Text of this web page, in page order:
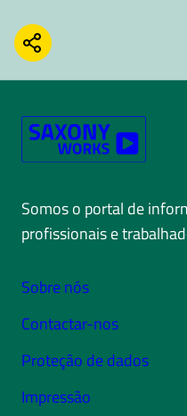
COMPARTILHAR
Somos o portal de
profissionais e
Sobre nós
Contactar-nos
Proteção de dados
Impressão